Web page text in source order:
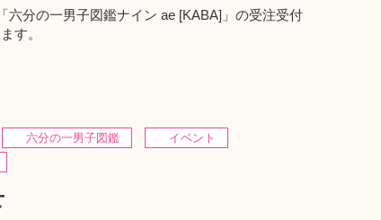
六分の一男子図鑑ナイン ae [KABA] 」の受注受付
す。
六分の一男子図鑑
イベント